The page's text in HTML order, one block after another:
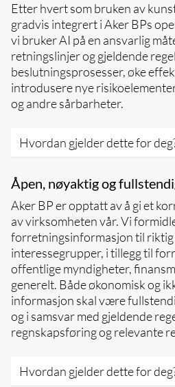
Etter hvert som bruken av
gradvis integrert i Aker BPs
vi bruker AI på en ansvarlig
retningslinjer og gjeldende
beslutningsprosesser, øke
introdusere nye
og andre sårbarheter.
Hvordan gjelder dette for
Sørg for at selskapets
skadet, mistes eller
Sørg for å beskytte
passord, og aldri del
Bruk aldri din
eller motta intern Aker
Vær på vakt mot
rapporter alle tilfeller
Følg interne
kun bruk godkjente AI-
med Aker BP-data
konsekvenser og avvik
Åpen, nøyaktig og
Aker BP er opptatt av å gi et
av virksomheten vår. Vi
forretningsinformasjon til riktig
interessegrupper, i tillegg til
offentlige myndigheter,
generelt. Både økonomisk og
informasjon skal være
og i samsvar med gjeldende
regnskapsføring og relevante
Hvordan gjelder dette for